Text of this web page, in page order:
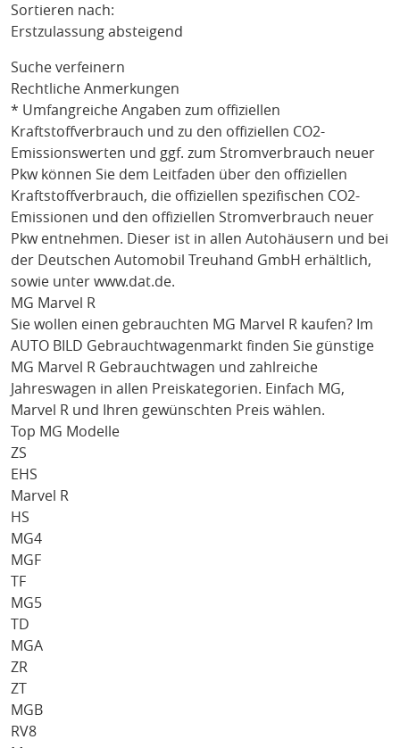
Sortieren nach:
Erstzulassung absteigend
Suche verfeinern
Rechtliche Anmerkungen
* Umfangreiche Angaben zum offiziellen
Kraftstoffverbrauch und zu den offiziellen CO2-
Emissionswerten und ggf. zum Stromverbrauch neuer
Pkw können Sie dem Leitfaden über den offiziellen
Kraftstoffverbrauch, die offiziellen spezifischen CO2-
Emissionen und den offiziellen Stromverbrauch neuer
Pkw entnehmen. Dieser ist in allen Autohäusern und bei
der Deutschen Automobil Treuhand GmbH erhältlich,
sowie unter www.dat.de.
MG Marvel R
Sie wollen einen gebrauchten MG Marvel R kaufen? Im
AUTO BILD Gebrauchtwagenmarkt finden Sie günstige
MG Marvel R Gebrauchtwagen und zahlreiche
Jahreswagen in allen Preiskategorien. Einfach MG,
Marvel R und Ihren gewünschten Preis wählen.
Top MG Modelle
ZS
EHS
Marvel R
HS
MG4
MGF
TF
MG5
TD
MGA
ZR
ZT
MGB
RV8